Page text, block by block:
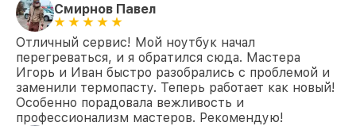
Смирнов Павел
Отличный сервис! Мой ноутбук начал
перегреваться, и я обратился сюда. Мастера
Игорь и Иван быстро разобрались с проблемой и
заменили термопасту. Теперь работает как новый!
Особенно порадовала вежливость и
профессионализм мастеров. Рекомендую!